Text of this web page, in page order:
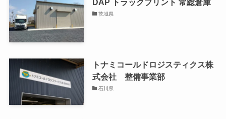
DAP トラックプリント 常総倉庫
茨城県
トナミコールドロジスティクス株
式会社 整備事業部
石川県